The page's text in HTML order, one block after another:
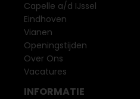
Capelle a/d IJssel
Eindhoven
Vianen
Openingstijden
Over Ons
Vacatures
INFORMATIE